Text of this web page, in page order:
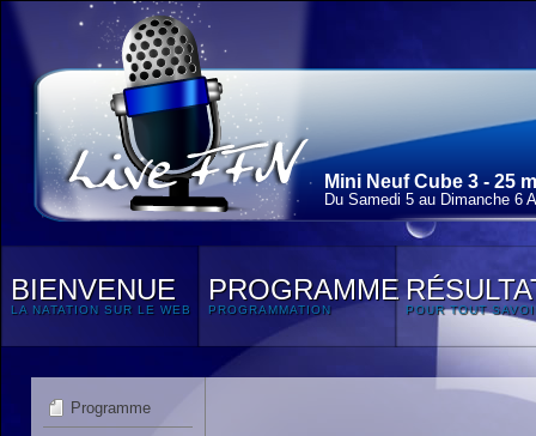
Mini Neuf Cube 3 - 25 m
Du Samedi 5 au Dimanche 6
BIENVENUE
LA NATATION SUR LE WEB
PROGRAMME
PROGRAMMATION POUR TOUT
Programme